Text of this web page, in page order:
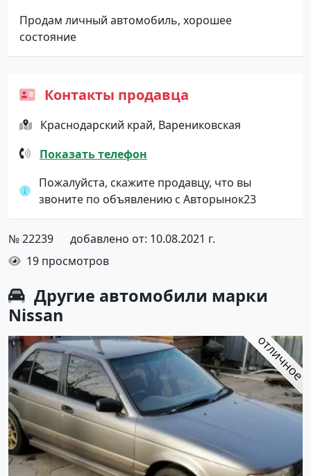
Продам личный автомобиль, хорошее
состояние
Контакты продавца
Краснодарский край, Варениковская
Показать телефон
Пожалуйста, скажите продавцу, что вы
звоните по объявлению с Авторынок23
№ 22239
добавлено от: 10.08.2021 г.
19 просмотров
Другие автомобили марки
Nissan